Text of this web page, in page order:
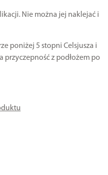
Nie można jej naklejać i
poniżej 5 stopni Celsjusza i
przyczepność z podłożem po